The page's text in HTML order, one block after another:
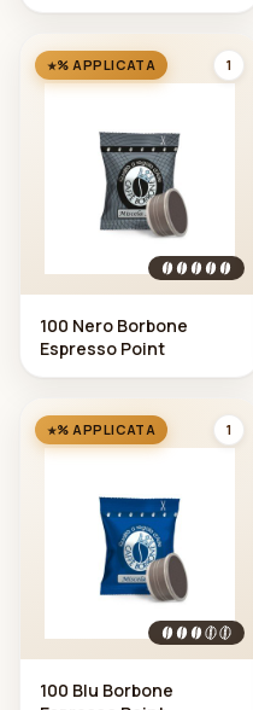
% APPLICATA 1
100 Nero Borbone
Espresso Point
% APPLICATA 1
100 Blu Borbone